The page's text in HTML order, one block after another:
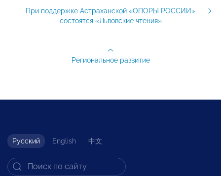
При поддержке Астраханской «ОПОРЫ РОССИИ»
состоятся «Львовские чтения»
Региональное развитие
Русский English 中文